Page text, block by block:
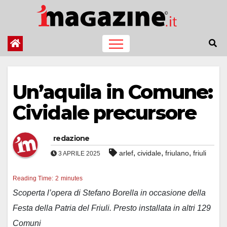
contenuto
Un’aquila in Comune:
Cividale precursore
redazione
3 APRILE 2025 arlef, cividale, friulano, friuli
Reading Time: 2 minutes
Scoperta l’opera di Stefano Borella in occasione della
Festa della Patria del Friuli. Presto installata in altri 129
Comuni